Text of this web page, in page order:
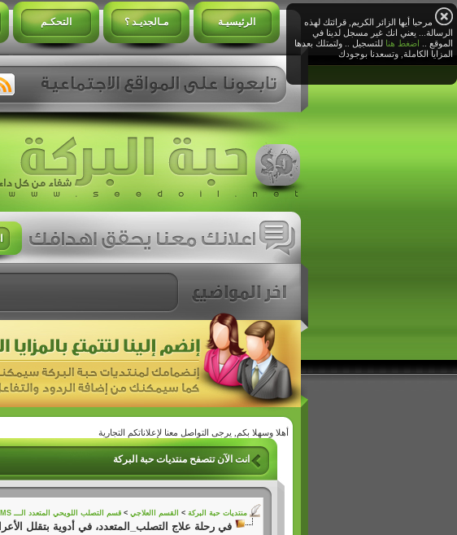
الرئيسيـة مـالجديـد ؟ التحكـم
أهلا وسهلا بكم, يرجى التواصل معنا لإعلاناتكم التجارية
انت الآن تتصفح منتديات حبة البركة
منتديات حبة البركة > القسم االعلاجي > قسم التصلب اللويحي المتعدد الـــ MS
في رحلة علاج التصلب_المتعدد، في أدوية بتقلل
مرحبا أيها الزائر الكريم, قرائتك لهذه
الرسالة... يعني انك غير مسجل لدينا في
الموقع .. اضغط هنا للتسجيل .. ولتمتلك بعدها
المزايا الكاملة, وتسعدنا بوجودك